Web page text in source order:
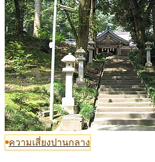
ความเสี่ยงปานกลาง